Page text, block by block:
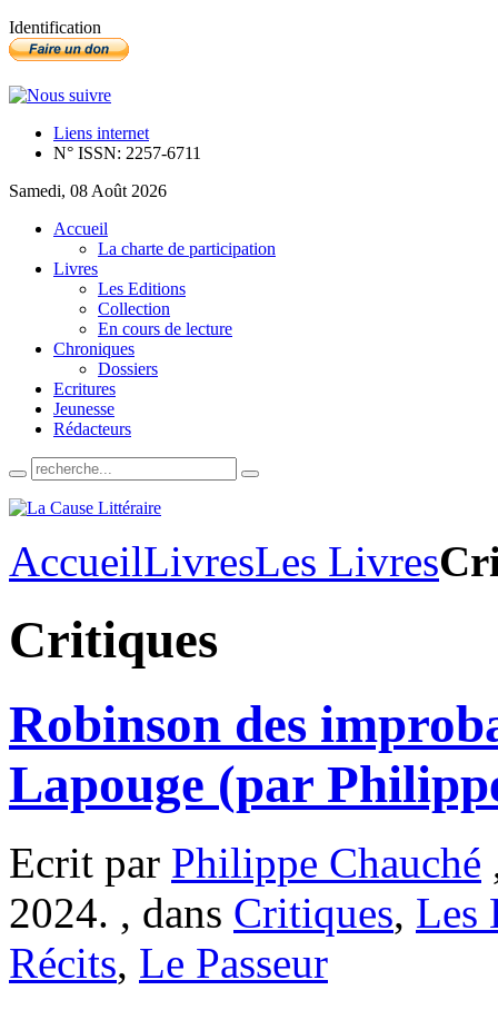
Identification
Liens internet
N° ISSN: 2257-6711
Samedi, 08 Août 2026
Accueil
La charte de participation
Livres
Les Editions
Collection
En cours de lecture
Chroniques
Dossiers
Ecritures
Jeunesse
Rédacteurs
AccueilLivresLes Livres
Critiques
Robinson des
Lapouge (par
Ecrit par Philippe Chauché
2024. , dans Critiques, Les
Récits, Le Passeur